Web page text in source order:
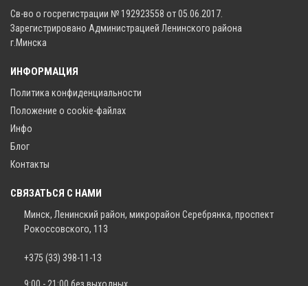
Св-во о госрегистрации № 192923558 от 05.06.2017.
Зарегистрировано Администрацией Ленинского района
г.Минска
ИНФОРМАЦИЯ
Политика конфиденциальности
Положение о cookie-файлах
Инфо
Блог
Контакты
СВЯЗАТЬСЯ С НАМИ
Минск, Ленинский район, микрорайон Серебрянка, проспект
Рокоссовского, 113
+375 (33) 398-11-13